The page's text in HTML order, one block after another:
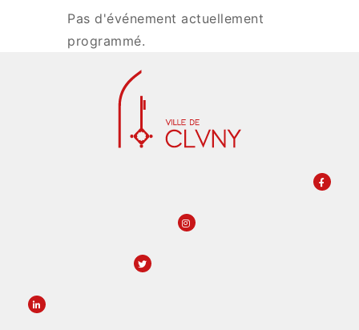
Pas d'événement actuellement
programmé.